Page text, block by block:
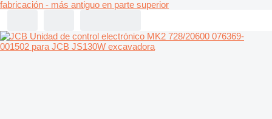
fabricación - más antiguo en parte superior